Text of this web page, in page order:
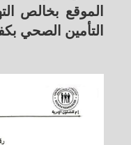
الموقع بخالص
التأمين الصحي